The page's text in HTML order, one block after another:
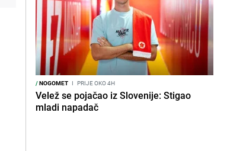
/NOGOMET I PRIJE OKO 4H
Velež se pojačao iz Slovenije: Stigao
mladi napadač